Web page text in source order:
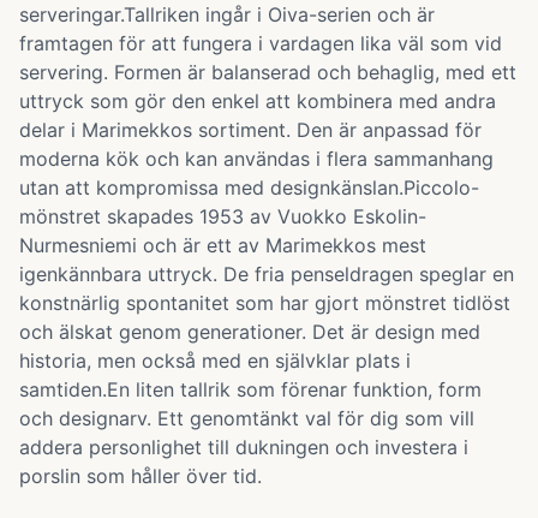
serveringar.Tallriken ingår i Oiva-serien och är
framtagen för att fungera i vardagen lika väl som vid
servering. Formen är balanserad och behaglig, med ett
uttryck som gör den enkel att kombinera med andra
delar i Marimekkos sortiment. Den är anpassad för
moderna kök och kan användas i flera sammanhang
utan att kompromissa med designkänslan.Piccolo-
mönstret skapades 1953 av Vuokko Eskolin-
Nurmesniemi och är ett av Marimekkos mest
igenkännbara uttryck. De fria penseldragen speglar en
konstnärlig spontanitet som har gjort mönstret tidlöst
och älskat genom generationer. Det är design med
historia, men också med en självklar plats i
samtiden.En liten tallrik som förenar funktion, form
och designarv. Ett genomtänkt val för dig som vill
addera personlighet till dukningen och investera i
porslin som håller över tid.